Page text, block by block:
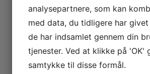
Tilgængelighed
Tilmelding for frivillige til Sagnlandet
juleweekender
Tilmelding til Indsatsdag
Tilmelding til Sagnlandskørekort
Tilmelding til stemningsfuld
medlemmer
analysepartnere, som kan
med data, du tidligere har
de har indsamlet gennem din
tjenester. Ved at klikke på 'OK'
samtykke til disse formål.